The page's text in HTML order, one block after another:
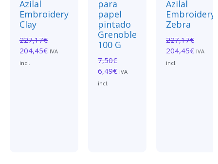
Azilal
Embroidery
Clay
227,17€
204,45€ IVA
incl.
para
papel
pintado
Grenoble
100 G
7,50€
6,49€ IVA
incl.
Azilal
Embroidery
Zebra
227,17€
204,45€ IVA
incl.